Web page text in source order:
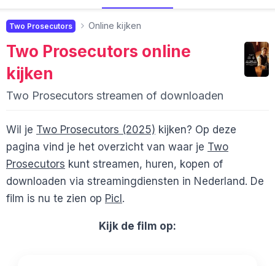
Two Prosecutors Online kijken
Two Prosecutors online
kijken
Two Prosecutors streamen of downloaden
Wil je Two Prosecutors (2025) kijken? Op deze
pagina vind je het overzicht van waar je Two
Prosecutors kunt streamen, huren, kopen of
downloaden via streamingdiensten in Nederland. De
film is nu te zien op Picl .
Kijk de film op: